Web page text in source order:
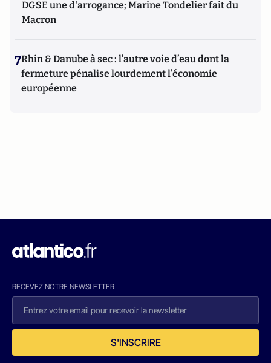
DGSE une d'arrogance; Marine Tondelier fait du
Macron
7Rhin & Danube à sec : l’autre voie d’eau dont la
fermeture pénalise lourdement l’économie
européenne
RECEVEZ NOTRE NEWSLETTER
S'INSCRIRE